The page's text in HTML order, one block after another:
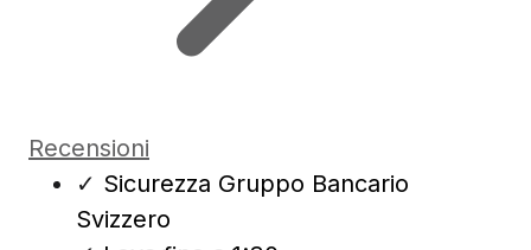
Recensioni
✓ Sicurezza Gruppo Bancario
Svizzero